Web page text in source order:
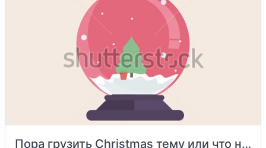
Пора грузить Christmas тему или что нужно для того что бы твои New Year работы покупали